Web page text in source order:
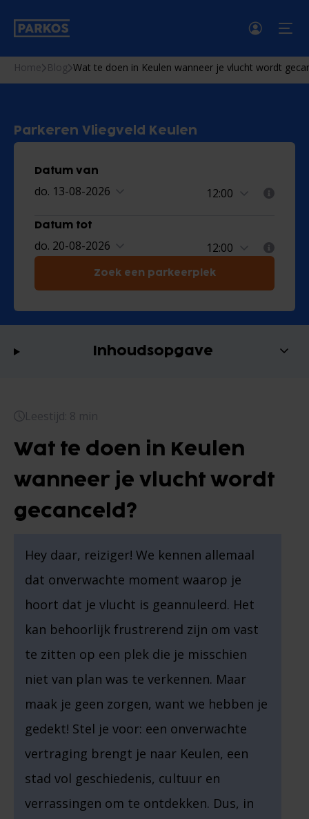
Home Blog Wat te doen in Keulen wanneer je vlucht wordt
Parkeren Vliegveld Keulen
Datum van
do. 13-08-2026
Datum tot
do. 20-08-2026
Zoek een parkeerplek
Leestijd: 8 min
Wat te doen in Keulen
wanneer je vlucht wordt
gecanceld?
Hey daar, reiziger! We kennen allemaal
dat onverwachte moment waarop je
hoort dat je vlucht is geannuleerd. Het
kan behoorlijk frustrerend zijn om vast
te zitten op een plek die je misschien
niet van plan was te verkennen. Maar
maak je geen zorgen, want we hebben je
gedekt! Stel je voor: een onverwachte
vertraging brengt je naar Keulen, een
stad vol geschiedenis, cultuur en
verrassingen om te ontdekken. Dus, in
Inhoudsopgave